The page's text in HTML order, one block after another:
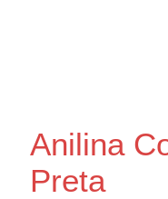
Anilina
Preta